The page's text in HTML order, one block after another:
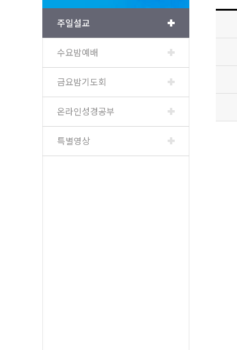
주일설교
수요밤예배
금요밤기도회
온라인성경공부
특별영상